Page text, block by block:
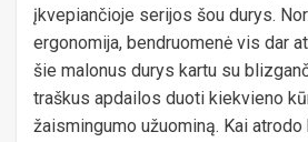
įkvepiančioje serijos šou durys.
ergonomija, bendruomenė vis dar
šie malonus durys kartu su
traškus apdailos duoti kiekvieno
žaismingumo užuominą. Kai